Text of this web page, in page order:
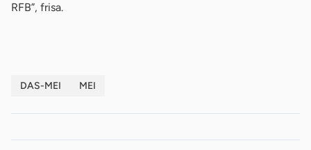
RFB”, frisa.
DAS-MEI MEI